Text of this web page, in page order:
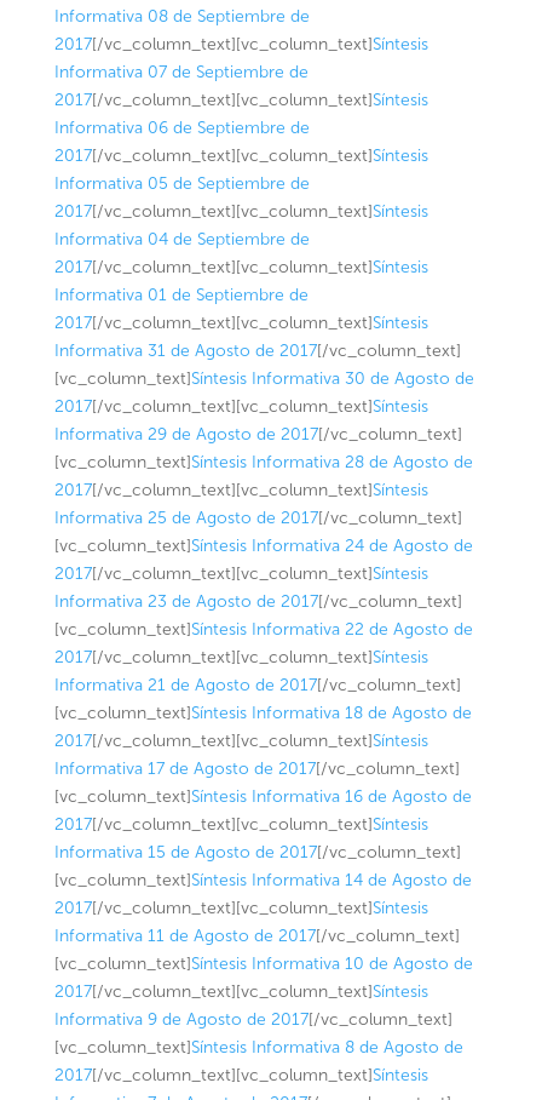
Informativa 08 de Septiembre de
2017[/vc_column_text][vc_column_text]Síntesis
Informativa 07 de Septiembre de
2017[/vc_column_text][vc_column_text]Síntesis
Informativa 06 de Septiembre de
2017[/vc_column_text][vc_column_text]Síntesis
Informativa 05 de Septiembre de
2017[/vc_column_text][vc_column_text]Síntesis
Informativa 04 de Septiembre de
2017[/vc_column_text][vc_column_text]Síntesis
Informativa 01 de Septiembre de
2017[/vc_column_text][vc_column_text]Síntesis
Informativa 31 de Agosto de 2017[/vc_column_text]
[vc_column_text]Síntesis Informativa 30 de Agosto de
2017[/vc_column_text][vc_column_text]Síntesis
Informativa 29 de Agosto de 2017[/vc_column_text]
[vc_column_text]Síntesis Informativa 28 de Agosto de
2017[/vc_column_text][vc_column_text]Síntesis
Informativa 25 de Agosto de 2017[/vc_column_text]
[vc_column_text]Síntesis Informativa 24 de Agosto de
2017[/vc_column_text][vc_column_text]Síntesis
Informativa 23 de Agosto de 2017[/vc_column_text]
[vc_column_text]Síntesis Informativa 22 de Agosto de
2017[/vc_column_text][vc_column_text]Síntesis
Informativa 21 de Agosto de 2017[/vc_column_text]
[vc_column_text]Síntesis Informativa 18 de Agosto de
2017[/vc_column_text][vc_column_text]Síntesis
Informativa 17 de Agosto de 2017[/vc_column_text]
[vc_column_text]Síntesis Informativa 16 de Agosto de
2017[/vc_column_text][vc_column_text]Síntesis
Informativa 15 de Agosto de 2017[/vc_column_text]
[vc_column_text]Síntesis Informativa 14 de Agosto de
2017[/vc_column_text][vc_column_text]Síntesis
Informativa 11 de Agosto de 2017[/vc_column_text]
[vc_column_text]Síntesis Informativa 10 de Agosto de
2017[/vc_column_text][vc_column_text]Síntesis
Informativa 9 de Agosto de 2017[/vc_column_text]
[vc_column_text]Síntesis Informativa 8 de Agosto de
2017[/vc_column_text][vc_column_text]Síntesis